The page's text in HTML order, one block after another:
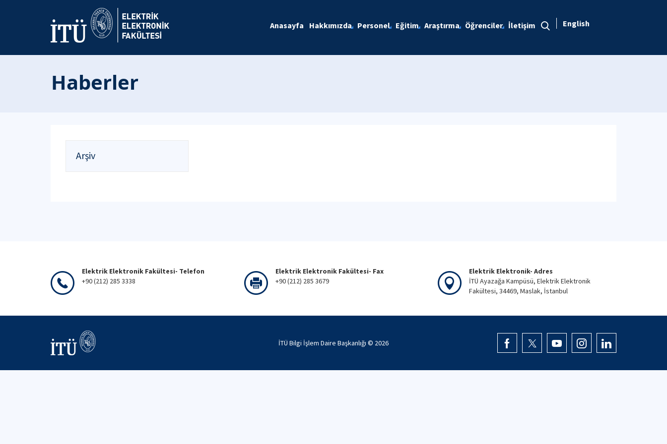
Anasayfa Hakkımızda Personel Eğitim Araştırma Öğrenciler İletişim English
Haberler
Arşiv
Elektrik Elektronik Fakültesi- Telefon
+90 (212) 285 3338
Elektrik Elektronik Fakültesi- Fax
+90 (212) 285 3679
Elektrik Elektronik- Adres
İTÜ Ayazağa Kampüsü, Elektrik Elektronik
Fakültesi, 34469, Maslak, İstanbul
İTÜ Bilgi İşlem Daire Başkanlığı © 2026